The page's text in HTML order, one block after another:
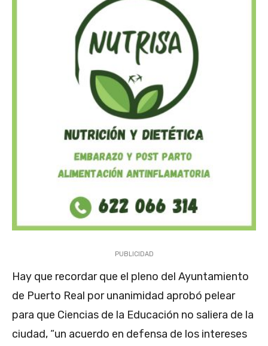
PUBLICIDAD
Hay que recordar que el pleno del Ayuntamiento
de Puerto Real por unanimidad aprobó pelear
para que Ciencias de la Educación no saliera de la
ciudad, “un acuerdo en defensa de los intereses